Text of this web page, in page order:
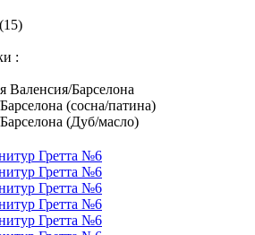
:
Валенсия/Барселона
(сосна/патина)
(Дуб/масло)